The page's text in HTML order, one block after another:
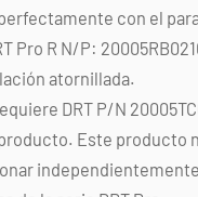
con el
Pro R N/P:
atornillada.
DRT P/N
Este producto